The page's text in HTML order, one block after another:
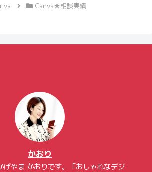
Canva★相談実績
かおり
げやま かおりです。「おしゃれなデジ